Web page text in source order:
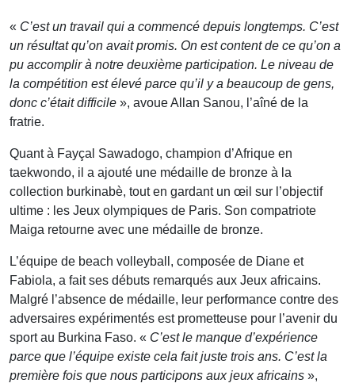
« C’est un travail qui a commencé depuis longtemps. C’est
un résultat qu’on avait promis. On est content de ce qu’on a
pu accomplir à notre deuxième participation. Le niveau de
la compétition est élevé parce qu’il y a beaucoup de gens,
donc c’était difficile », avoue Allan Sanou, l’aîné de la
fratrie.
Quant à Fayçal Sawadogo, champion d’Afrique en
taekwondo, il a ajouté une médaille de bronze à la
collection burkinabè, tout en gardant un œil sur l’objectif
ultime : les Jeux olympiques de Paris. Son compatriote
Maiga retourne avec une médaille de bronze.
L’équipe de beach volleyball, composée de Diane et
Fabiola, a fait ses débuts remarqués aux Jeux africains.
Malgré l’absence de médaille, leur performance contre des
adversaires expérimentés est prometteuse pour l’avenir du
sport au Burkina Faso. « C’est le manque d’expérience
parce que l’équipe existe cela fait juste trois ans. C’est la
première fois que nous participons aux jeux africains »,